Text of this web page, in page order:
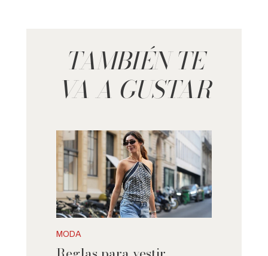
TAMBIÉN TE
VA A GUSTAR
MODA